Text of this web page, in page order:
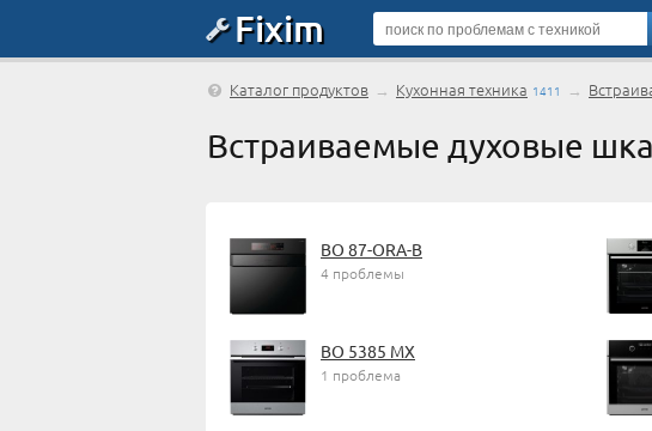
Fixim
Каталог продуктов → Кухонная техника 1411 →
Встраиваемые духовые
BO 87-ORA-B
4 проблемы
BO 5385 MX
1 проблема